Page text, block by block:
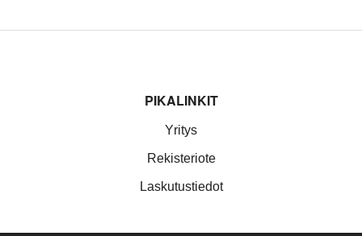
PIKALINKIT
Yritys
Rekisteriote
Laskutustiedot